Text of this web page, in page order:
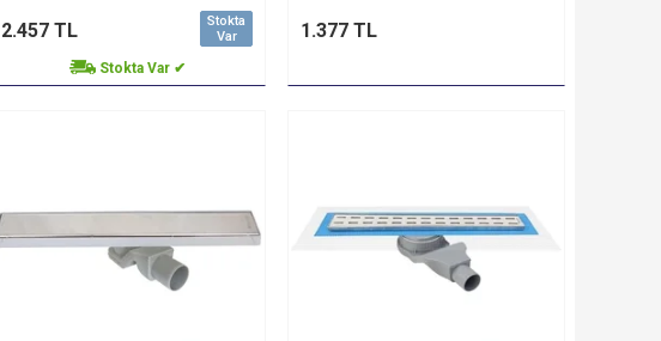
Stokta
Var
2.457 TL
Stokta Var ✔
1.377 TL